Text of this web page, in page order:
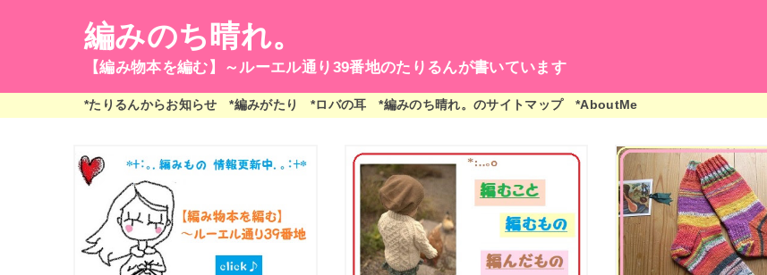
編みのち晴れ。
【編み物本を編む】～ルーエル通り39番地のたりるんが書いています
*たりるんからお知らせ *編みがたり *ロバの耳 *編みのち晴れ。のサイトマップ *AboutMe